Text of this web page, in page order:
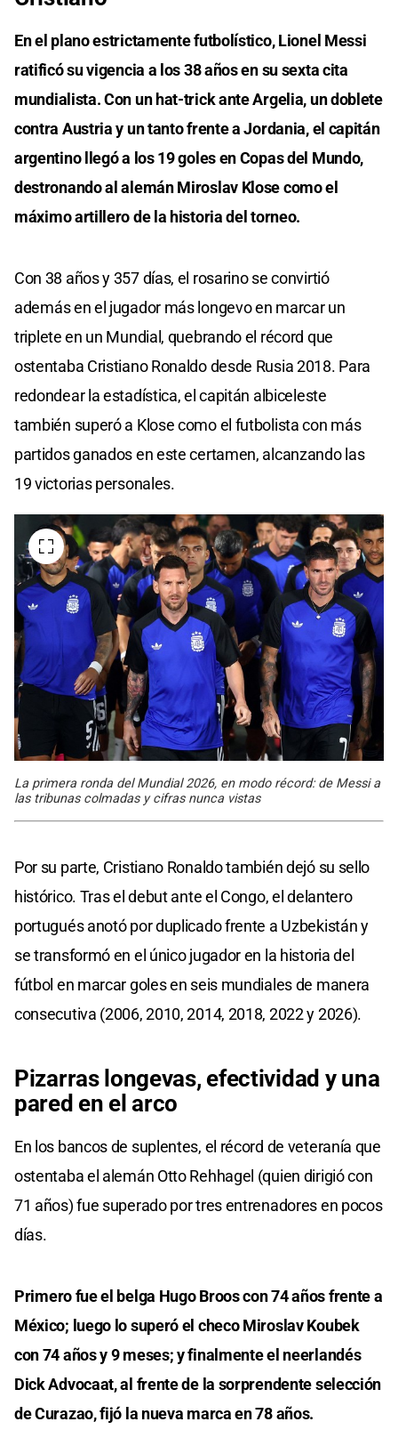
En el plano estrictamente futbolístico, Lionel Messi
ratificó su vigencia a los 38 años en su sexta cita
mundialista. Con un hat-trick ante Argelia, un doblete
contra Austria y un tanto frente a Jordania, el capitán
argentino llegó a los 19 goles en Copas del Mundo,
destronando al alemán Miroslav Klose como el
máximo artillero de la historia del torneo.
Con 38 años y 357 días, el rosarino se convirtió
además en el jugador más longevo en marcar un
triplete en un Mundial, quebrando el récord que
ostentaba Cristiano Ronaldo desde Rusia 2018. Para
redondear la estadística, el capitán albiceleste
también superó a Klose como el futbolista con más
partidos ganados en este certamen, alcanzando las
19 victorias personales.
La primera ronda del Mundial 2026, en modo récord: de Messi a
las tribunas colmadas y cifras nunca vistas
Por su parte, Cristiano Ronaldo también dejó su sello
histórico. Tras el debut ante el Congo, el delantero
portugués anotó por duplicado frente a Uzbekistán y
se transformó en el único jugador en la historia del
fútbol en marcar goles en seis mundiales de manera
consecutiva (2006, 2010, 2014, 2018, 2022 y 2026).
Pizarras longevas, efectividad y una
pared en el arco
En los bancos de suplentes, el récord de veteranía que
ostentaba el alemán Otto Rehhagel (quien dirigió con
71 años) fue superado por tres entrenadores en pocos
días.
Primero fue el belga Hugo Broos con 74 años frente a
México; luego lo superó el checo Miroslav Koubek
con 74 años y 9 meses; y finalmente el neerlandés
Dick Advocaat, al frente de la sorprendente selección
de Curazao, fijó la nueva marca en 78 años.